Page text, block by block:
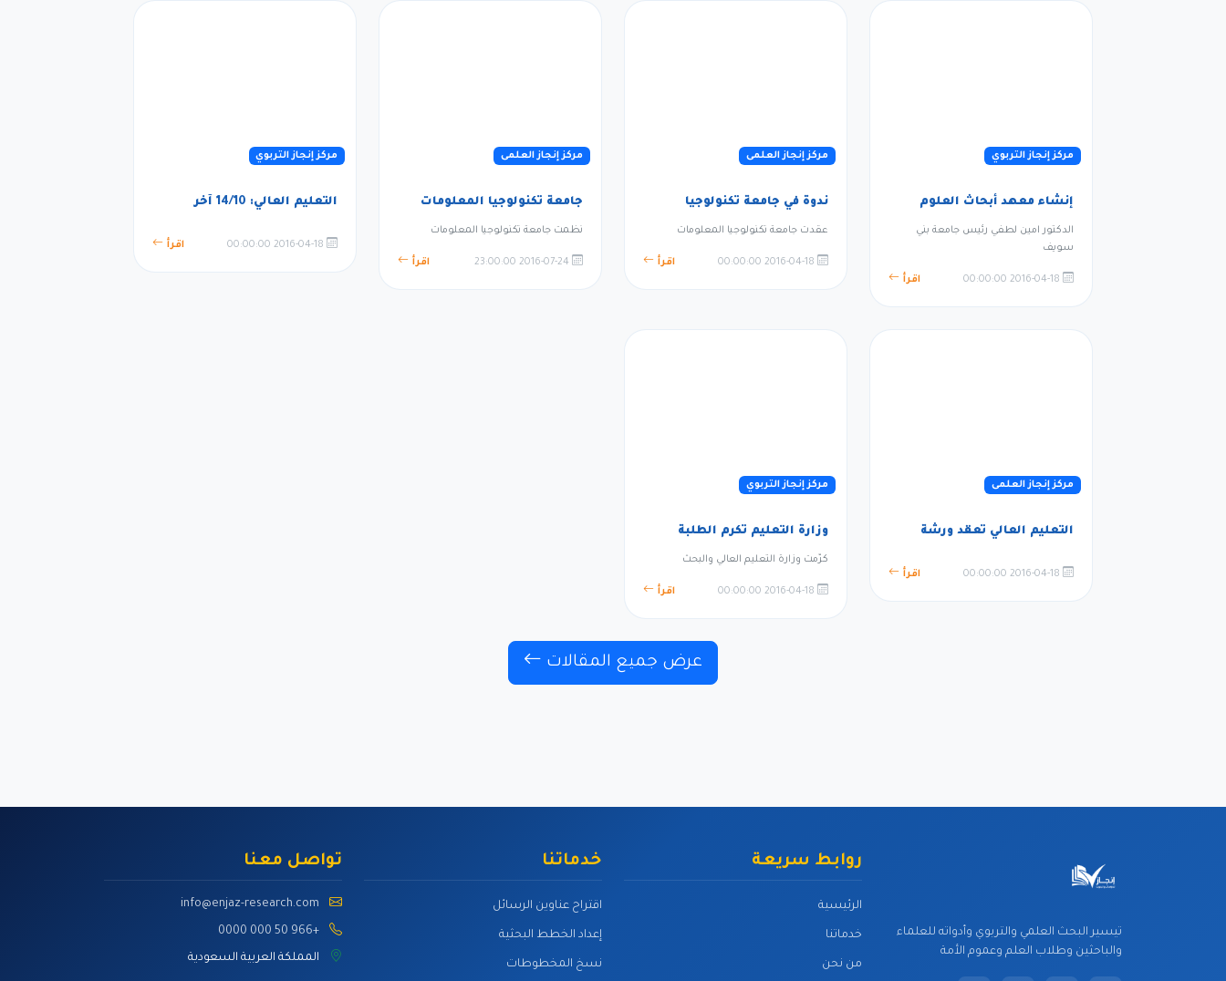
مركز إنجاز التربوي
إنشاء معهد أبحاث العلوم
الدكتور امين لطفي رئيس جامعة بني
سويف
اقرأ
مركز إنجاز العلمى
ندوة في جامعة تكنولوجيا
عقدت جامعة تكنولوجيا المعلومات
اقرأ
مركز إنجاز العلمى
جامعة تكنولوجيا المعلومات
نظمت جامعة تكنولوجيا المعلومات
2016-07-24 23:00:00 اقرأ
مركز إنجاز التربوي
التعليم العالي: 14/10 آخر
2016-04-18 00:00:00 اقرأ
مركز إنجاز العلمى
التعليم العالي تعقد ورشة
اقرأ
مركز إنجاز التربوي
وزارة التعليم تكرم الطلبة
كرّمت وزارة التعليم العالي والبحث
اقرأ
عرض جميع المقالات
تيسير البحث العلمي والتربوي وأدواته للعلماء
والباحثين وطلاب العلم وعموم الأمة
روابط سريعة
الرئيسية
خدماتنا
من نحن
خدماتنا
اقتراح عناوين الرسائل
إعداد الخطط البحثية
نسخ المخطوطات
تواصل معنا
info@enjaz-research.com
+966 50 000 0000
المملكة العربية السعودية